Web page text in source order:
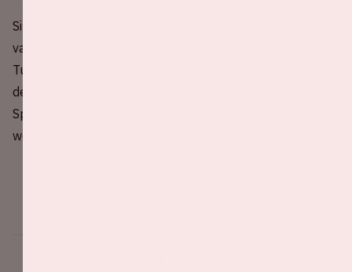
Sinds de oprichting in 1905 is Galatasaray het boegbeeld
van het Turkse voetbal. Met talloze Süper Lig-titels,
Turkse bekers en historische Europese successen ademt
de club trots en strijdlust. In het kolkende Ali Sami Yen
Spor Kompleksi verenigt de Gele-Rode familie zich elke
wedstrijd achter hun leeuwen van Istanbul.